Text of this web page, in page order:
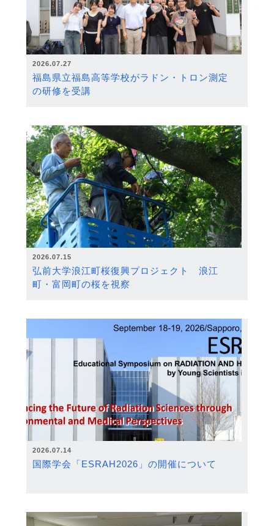
2026.07.27
福島県立福島高等学校がラドン・トロン測定
の研修を受講
2026.07.15
弘前大学浪江町桜復興プロジェクト 浪江
町・富岡町の桜を視察
2026.07.14
国際学会「ESRAH2026」の開催について